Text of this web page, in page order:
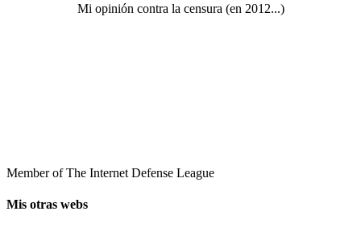
Mi opinión contra la censura (en 2012...)
Member of The Internet Defense League
Mis otras webs